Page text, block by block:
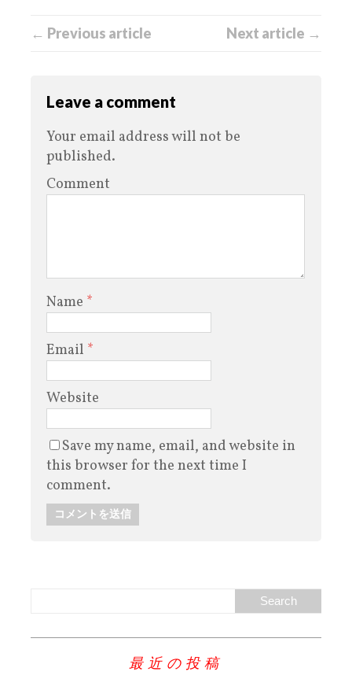
← Previous article Next article →
Leave a comment
Your email address will not be
published.
Comment
Name *
Email *
Website
Save my name, email, and website in
this browser for the next time I
comment.
最近の投稿